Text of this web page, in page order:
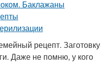
рецепт. Заготовку
Даже не помню, у кого